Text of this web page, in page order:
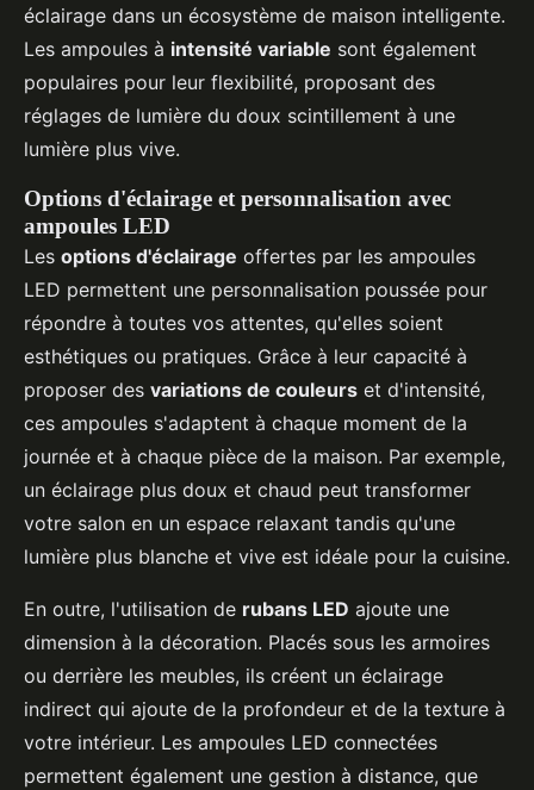
éclairage dans un écosystème de maison intelligente.
Les ampoules à intensité variable sont également
populaires pour leur flexibilité, proposant des
réglages de lumière du doux scintillement à une
lumière plus vive.
Options d'éclairage et personnalisation avec
ampoules LED
Les options d'éclairage offertes par les ampoules
LED permettent une personnalisation poussée pour
répondre à toutes vos attentes, qu'elles soient
esthétiques ou pratiques. Grâce à leur capacité à
proposer des variations de couleurs et d'intensité,
ces ampoules s'adaptent à chaque moment de la
journée et à chaque pièce de la maison. Par exemple,
un éclairage plus doux et chaud peut transformer
votre salon en un espace relaxant tandis qu'une
lumière plus blanche et vive est idéale pour la cuisine.
En outre, l'utilisation de rubans LED ajoute une
dimension à la décoration. Placés sous les armoires
ou derrière les meubles, ils créent un éclairage
indirect qui ajoute de la profondeur et de la texture à
votre intérieur. Les ampoules LED connectées
permettent également une gestion à distance, que